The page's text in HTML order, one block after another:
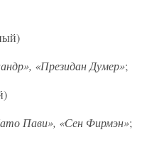
«Президан Думер»;
Пави», «Сен Фирмэн»;